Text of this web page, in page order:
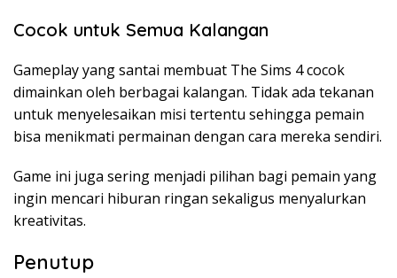
Cocok untuk Semua Kalangan
Gameplay yang santai membuat The Sims 4 cocok
dimainkan oleh berbagai kalangan. Tidak ada tekanan
untuk menyelesaikan misi tertentu sehingga pemain
bisa menikmati permainan dengan cara mereka sendiri.
Game ini juga sering menjadi pilihan bagi pemain yang
ingin mencari hiburan ringan sekaligus menyalurkan
kreativitas.
Penutup